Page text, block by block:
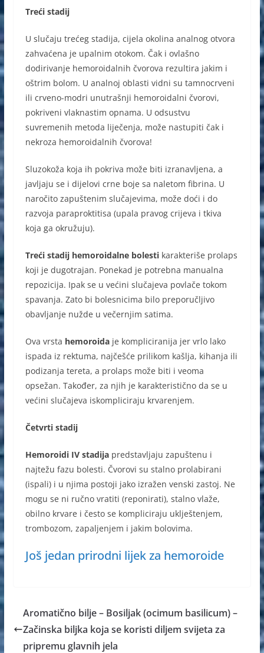
Treći stadij
U slučaju trećeg stadija, cijela okolina analnog otvora
zahvaćena je upalnim otokom. Čak i ovlašno
dodirivanje hemoroidalnih čvorova rezultira jakim i
oštrim bolom. U analnoj oblasti vidni su tamnocrveni
ili crveno-modri unutrašnji hemoroidalni čvorovi,
pokriveni vlaknastim opnama. U odsustvu
suvremenih metoda liječenja, može nastupiti čak i
nekroza hemoroidalnih čvorova!
Sluzokoža koja ih pokriva može biti izranavljena, a
javljaju se i dijelovi crne boje sa naletom fibrina. U
naročito zapuštenim slučajevima, može doći i do
razvoja paraproktitisa (upala pravog crijeva i tkiva
koja ga okružuju).
Treći stadij hemoroidalne bolestikarakteriše prolaps
koji je dugotrajan. Ponekad je potrebna manualna
repozicija. Ipak se u većini slučajeva povlače tokom
spavanja. Zato bi bolesnicima bilo preporučljivo
obavljanje nužde u večernjim satima.
Ova vrsta hemoroidaje kompliciranija jer vrlo lako
ispada iz rektuma, najčešće prilikom kašlja, kihanja ili
podizanja tereta, a prolaps može biti i veoma
opsežan. Također, za njih je karakteristično da se u
većini slučajeva iskompliciraju krvarenjem.
Četvrti stadij
Hemoroidi IV stadijapredstavljaju zapuštenu i
najtežu fazu bolesti. Čvorovi su stalno prolabirani
(ispali) i u njima postoji jako izražen venski zastoj. Ne
mogu se ni ručno vratiti (reponirati), stalno vlaže,
obilno krvare i često se kompliciraju uklještenjem,
trombozom, zapaljenjem i jakim bolovima.
Još jedan prirodni lijek za hemoroide
Aromatično bilje – Bosiljak (ocimum basilicum) –
Začinska biljka koja se koristi diljem svijeta za
pripremu glavnih jela